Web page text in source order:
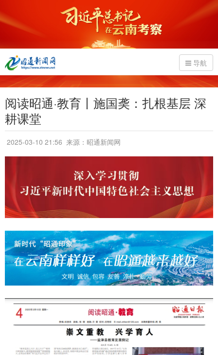
导航
阅读昭通·教育丨施国䶮：扎根基层 深
耕课堂
2025-03-10 21:56 来源：昭通新闻网